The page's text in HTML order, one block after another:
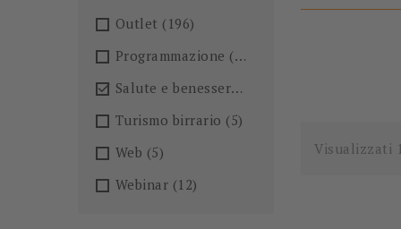
Outlet (196)
Programmazione (26)
 Salute e benessere
Turismo birrario (5)
Web (5)
Webinar (12)
Visualizzati